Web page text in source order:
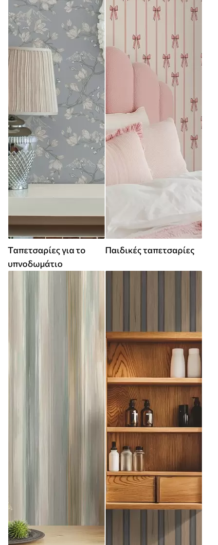
Ταπετσαρίες για το
υπνοδωμάτιο
Παιδικές ταπετσαρίες